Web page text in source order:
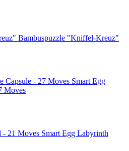
Bambuspuzzle "Kniffel-Kreuz"
Smart Egg
Moves
Smart Egg Labyrinth